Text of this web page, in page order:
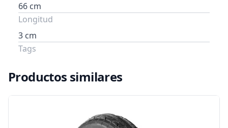
66 cm
Longitud
3 cm
Tags
Productos similares